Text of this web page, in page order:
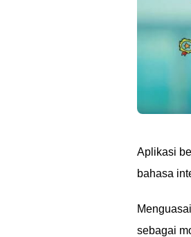
Aplikasi
bahasa
Menguasai
sebagai